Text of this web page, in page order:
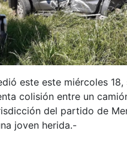
este este miércoles 18,
colisión entre un
del partido de
joven herida.-